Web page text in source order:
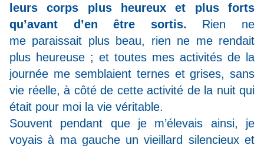
leurs corps plus heureuxet plus forts
qu’avant d’en être sortis. Rien ne
me paraissait plus beau, rien ne me rendait
plus heureuse ; et toutes mes activités de la
journée me semblaient ternes et grises, sans
vie réelle, à côté de cette activité de la nuit qui
était pour moi la vie véritable.
Souvent pendant que je m’élevais ainsi, je
voyais à ma gauche un vieillard silencieux et